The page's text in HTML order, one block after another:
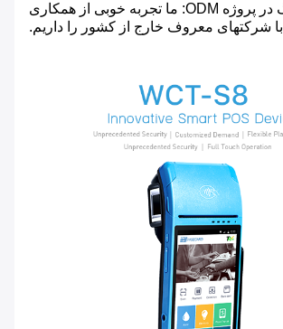
6. حضور پررنگ در پروژه ODM: ما تجربه خوبی از همکاری
با شرکتهای معروف خارج از کشور را داریم.